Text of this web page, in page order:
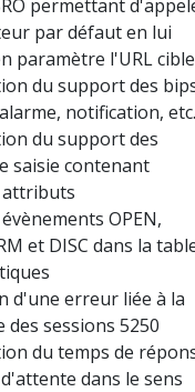
permettant
par défaut en lui
paramètre l'URL
du support des
notification,
du support des
saisie contenant
OPEN,
et DISC dans la
d'une erreur liée à la
sessions 5250
du temps de
dans le sens